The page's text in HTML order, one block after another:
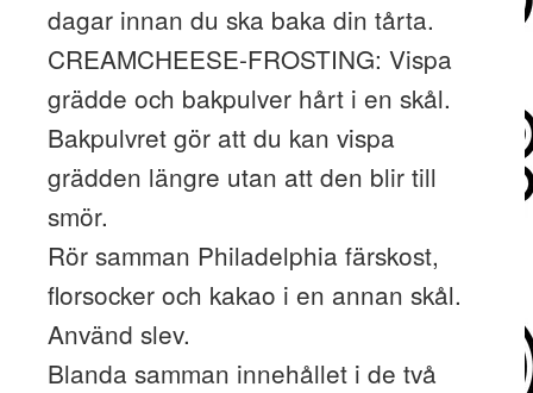
dagar innan du ska baka din tårta.
CREAMCHEESE-FROSTING: Vispa
grädde och bakpulver hårt i en skål.
Bakpulvret gör att du kan vispa
grädden längre utan att den blir till
smör.
Rör samman Philadelphia färskost,
florsocker och kakao i en annan skål.
Använd slev.
Blanda samman innehållet i de två